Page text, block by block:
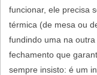
funcionar, ele precisa
térmica (de mesa ou
fundindo uma na
fechamento que
sempre insisto: é um